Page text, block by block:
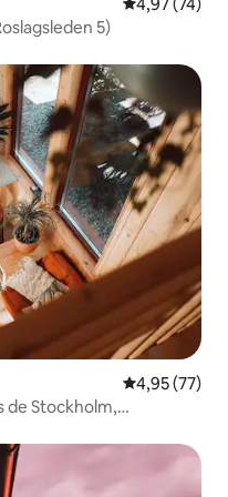
5)
Évaluation
4,95 (77)
de Stockholm,